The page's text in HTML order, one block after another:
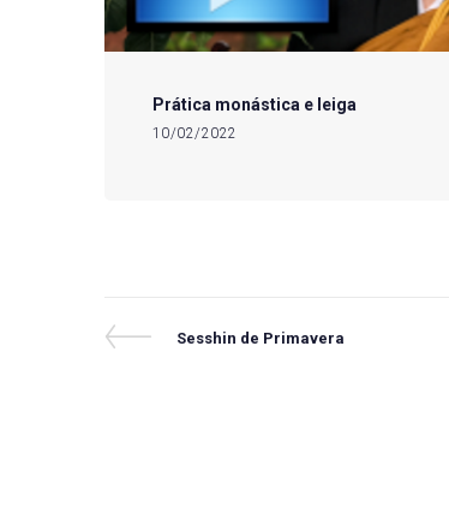
Prática monástica e leiga
10/02/2022
Navegação
Previous
Sesshin de Primavera